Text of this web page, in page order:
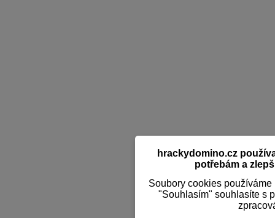
hrackydomino.cz
potřebám a
Soubory cookies
"Souhlasím" souhlasíte s